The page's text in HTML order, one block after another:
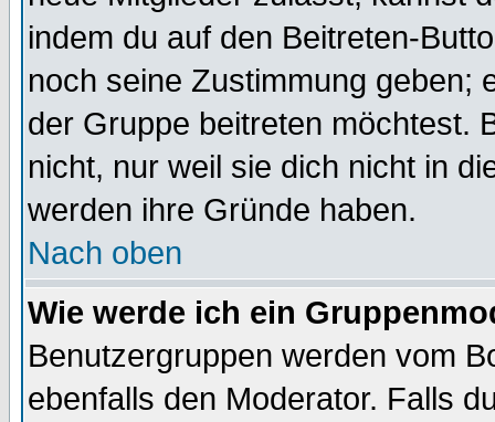
indem du auf den Beitreten-
noch seine Zustimmung geben;
der Gruppe beitreten möchtest.
nicht, nur weil sie dich nicht in
werden ihre Gründe haben.
Nach oben
Wie werde ich ein
Benutzergruppen werden vom
ebenfalls den Moderator. Falls